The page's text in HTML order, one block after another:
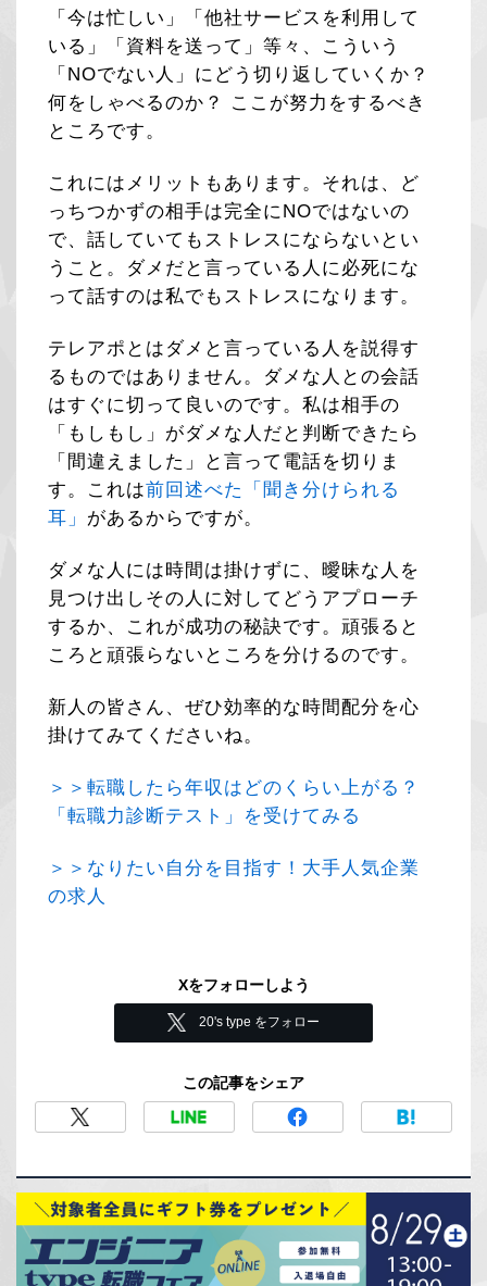
「今は忙しい」「他社サービスを利用して
いる」「資料を送って」等々、こういう
「NOでない人」にどう切り返していくか？
何をしゃべるのか？ ここが努力をするべき
ところです。
これにはメリットもあります。それは、ど
っちつかずの相手は完全にNOではないの
で、話していてもストレスにならないとい
うこと。ダメだと言っている人に必死にな
って話すのは私でもストレスになります。
テレアポとはダメと言っている人を説得す
るものではありません。ダメな人との会話
はすぐに切って良いのです。私は相手の
「もしもし」がダメな人だと判断できたら
「間違えました」と言って電話を切りま
す。これは前回述べた「聞き分けられる
耳」 があるからですが。
ダメな人には時間は掛けずに、曖昧な人を
見つけ出しその人に対してどうアプローチ
するか、これが成功の秘訣です。頑張ると
ころと頑張らないところを分けるのです。
新人の皆さん、ぜひ効率的な時間配分を心
掛けてみてくださいね。
＞＞転職したら年収はどのくらい上がる？
「転職力診断テスト」を受けてみる
＞＞なりたい自分を目指す！大手人気企業
の求人
Xをフォローしよう
20's type をフォロー
この記事をシェア